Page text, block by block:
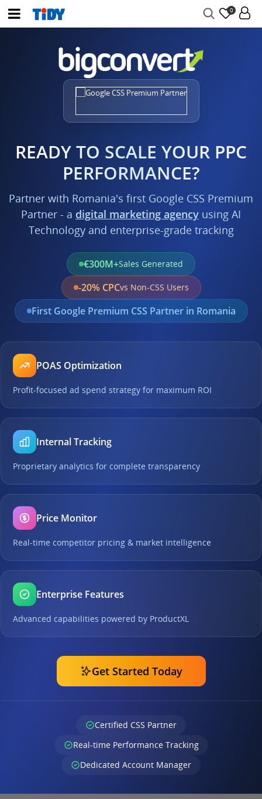
0
READY TO SCALE YOUR PPC
PERFORMANCE?
Partner with Romania's first Google CSS Premium
Partner - a digital marketing agency using AI
Technology and enterprise-grade tracking
€300M+Sales Generated
-20% CPCvs Non-CSS Users
First Google Premium CSS Partner in Romania
POAS Optimization
Profit-focused ad spend strategy for maximum ROI
Internal Tracking
Proprietary analytics for complete transparency
Price Monitor
Real-time competitor pricing & market intelligence
Enterprise Features
Advanced capabilities powered by ProductXL
Get Started Today
Certified CSS Partner
Real-time Performance Tracking
Dedicated Account Manager